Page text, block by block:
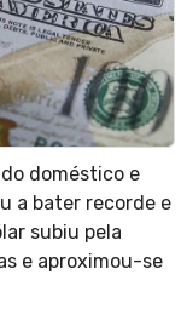
doméstico e
a bater recorde e
subiu pela
e aproximou-se